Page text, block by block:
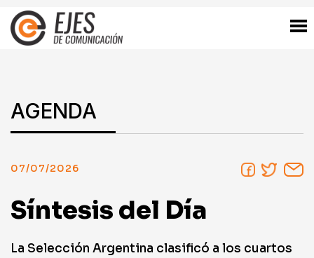
AGENDA
07/07/2026
Síntesis del Día
La Selección Argentina clasificó a los cuartos